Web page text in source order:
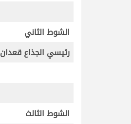
الشوط الثاني
رئيسي الجذاع قعدان
الشوط الثالث